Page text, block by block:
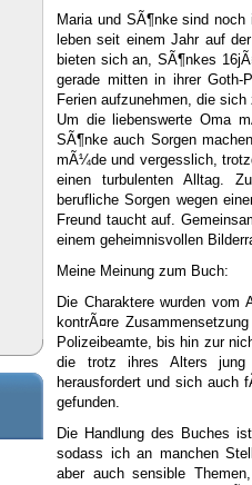
Maria und SÃ¶nke sind
leben seit einem Jahr auf
bieten sich an, SÃ¶nkes
gerade mitten in ihrer
Ferien aufzunehmen, die
Um die liebenswerte Oma
SÃ¶nke auch Sorgen
mÃ¼de und vergesslich,
einen turbulenten Alltag.
berufliche Sorgen wegen
Freund taucht auf.
einem geheimnisvollen
Meine Meinung zum Buch:
Die Charaktere wurden vom
kontrÃ¤re
Polizeibeamte, bis hin zur
die trotz ihres Alters jung
herausfordert und sich auch
gefunden.
Die Handlung des Buches
sodass ich an manchen
aber auch sensible